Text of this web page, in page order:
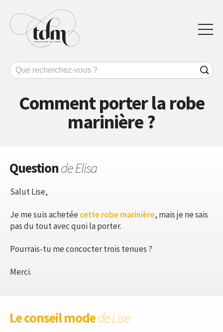
Comment porter la robe
marinière ?
Questionde Elisa
Salut Lise,
Je me suis achetéecette robe marinière, mais je ne sais
pas du tout avec quoi la porter.
Pourrais-tu me concocter trois tenues ?
Merci.
Le conseil modede Lise